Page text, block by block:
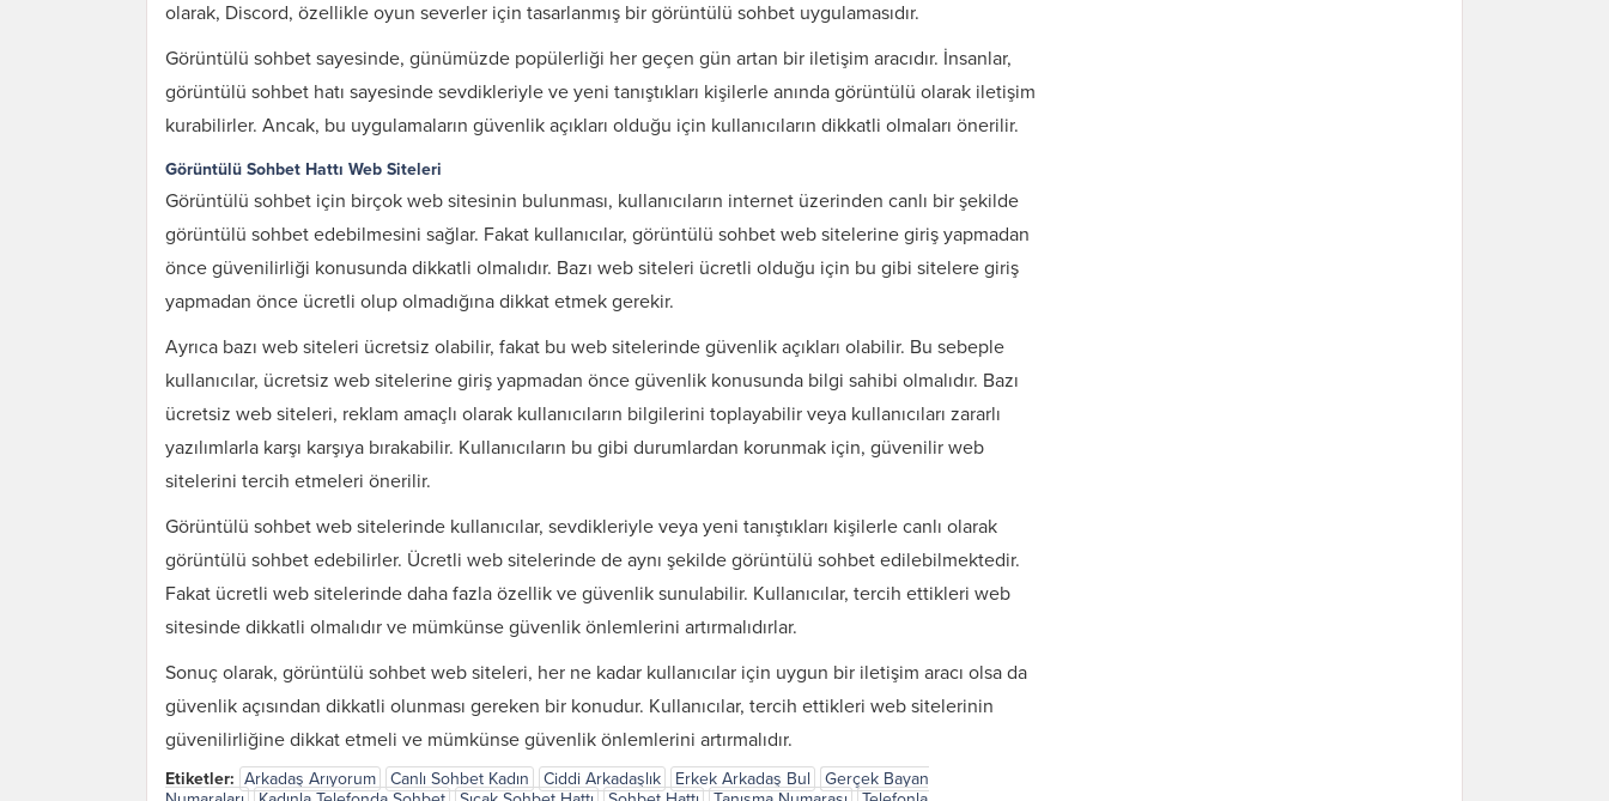
olarak, Discord, özellikle oyun severler için tasarlanmış bir görüntülü sohbet uygulamasıdır.
Görüntülü sohbet sayesinde, günümüzde popülerliği her geçen gün artan bir iletişim aracıdır. İnsanlar,
görüntülü sohbet hatı sayesinde sevdikleriyle ve yeni tanıştıkları kişilerle anında görüntülü olarak iletişim
kurabilirler. Ancak, bu uygulamaların güvenlik açıkları olduğu için kullanıcıların dikkatli olmaları önerilir.
Görüntülü Sohbet Hattı Web Siteleri
Görüntülü sohbet için birçok web sitesinin bulunması, kullanıcıların internet üzerinden canlı bir şekilde
görüntülü sohbet edebilmesini sağlar. Fakat kullanıcılar, görüntülü sohbet web sitelerine giriş yapmadan
önce güvenilirliği konusunda dikkatli olmalıdır. Bazı web siteleri ücretli olduğu için bu gibi sitelere giriş
yapmadan önce ücretli olup olmadığına dikkat etmek gerekir.
Ayrıca bazı web siteleri ücretsiz olabilir, fakat bu web sitelerinde güvenlik açıkları olabilir. Bu sebeple
kullanıcılar, ücretsiz web sitelerine giriş yapmadan önce güvenlik konusunda bilgi sahibi olmalıdır. Bazı
ücretsiz web siteleri, reklam amaçlı olarak kullanıcıların bilgilerini toplayabilir veya kullanıcıları zararlı
yazılımlarla karşı karşıya bırakabilir. Kullanıcıların bu gibi durumlardan korunmak için, güvenilir web
sitelerini tercih etmeleri önerilir.
Görüntülü sohbet web sitelerinde kullanıcılar, sevdikleriyle veya yeni tanıştıkları kişilerle canlı olarak
görüntülü sohbet edebilirler. Ücretli web sitelerinde de aynı şekilde görüntülü sohbet edilebilmektedir.
Fakat ücretli web sitelerinde daha fazla özellik ve güvenlik sunulabilir. Kullanıcılar, tercih ettikleri web
sitesinde dikkatli olmalıdır ve mümkünse güvenlik önlemlerini artırmalıdırlar.
Sonuç olarak, görüntülü sohbet web siteleri, her ne kadar kullanıcılar için uygun bir iletişim aracı olsa da
güvenlik açısından dikkatli olunması gereken bir konudur. Kullanıcılar, tercih ettikleri web sitelerinin
güvenilirliğine dikkat etmeli ve mümkünse güvenlik önlemlerini artırmalıdır.
Etiketler: Arkadaş Arıyorum Canlı Sohbet Kadın Ciddi Arkadaşlık Erkek Arkadaş Bul
Gerçek Bayan